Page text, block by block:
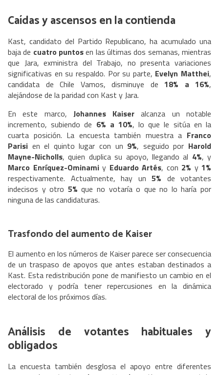
Caídas y ascensos en la contienda
Kast, candidato del Partido Republicano, ha acumulado una
baja de cuatro puntosen las últimas dos semanas, mientras
que Jara, exministra del Trabajo, no presenta variaciones
significativas en su respaldo. Por su parte, Evelyn Matthei,
candidata de Chile Vamos, disminuye de 18% a 16%,
alejándose de la paridad con Kast y Jara.
En este marco, Johannes Kaiser alcanza un notable
incremento, subiendo de 6% a 10%, lo que le sitúa en la
cuarta posición. La encuesta también muestra a Franco
Parisi en el quinto lugar con un 9%, seguido por Harold
Mayne-Nicholls, quien duplica su apoyo, llegando al 4%, y
Marco Enríquez-Ominamiy Eduardo Artés, con 2% y 1%
respectivamente. Actualmente, hay un 5% de votantes
indecisos y otro 5% que no votaría o que no lo haría por
ninguna de las candidaturas.
Trasfondo del aumento de Kaiser
El aumento en los números de Kaiser parece ser consecuencia
de un traspaso de apoyos que antes estaban destinados a
Kast. Esta redistribución pone de manifiesto un cambio en el
electorado y podría tener repercusiones en la dinámica
electoral de los próximos días.
Análisis de votantes habituales y
obligados
La encuesta también desglosa el apoyo entre diferentes